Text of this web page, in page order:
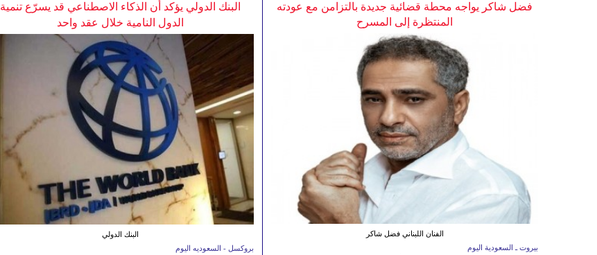
البنك الدولي يؤكد أن الذكاء الاصطناعي قد يسرّع تنمية
الدول النامية خلال عقد واحد
البنك الدولي
بروكسل - السعوديه اليوم
فضل شاكر يواجه محطة قضائية جديدة بالتزامن مع عودته
المنتظرة إلى المسرح
الفنان اللبناني فضل شاكر
بيروت ـ السعودية اليوم